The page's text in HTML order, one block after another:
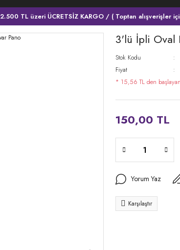
2.500 TL üzeri ÜCRETSİZ KARGO / ( Toptan alışverişler
3'lü İpli Oval
Stok Kodu
Fiyat
* 15,56 TL den
150,00 TL
Yorum Yaz
Karşılaştır